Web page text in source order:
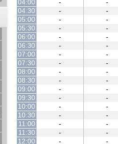
04:00
-
-
04:30
-
-
05:00
-
-
05:30
-
-
06:00
-
-
06:30
-
-
07:00
-
-
07:30
-
-
08:00
-
-
08:30
-
-
09:00
-
-
09:30
-
-
10:00
-
-
10:30
-
-
11:00
-
-
11:30
-
-
12:00
-
-